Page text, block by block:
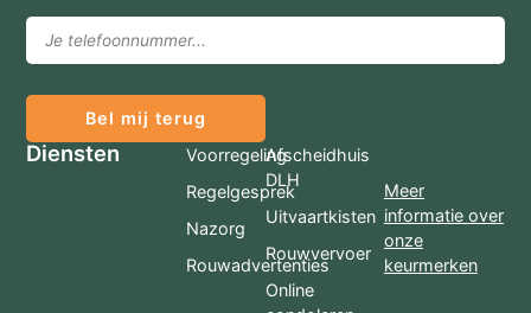
Bel mij terug
Diensten
Voorregeling
Regelgesprek
Nazorg
Rouwadvertenties
Afscheidhuis
DLH
Uitvaartkisten
Rouwvervoer
Online
Meer
informatie over
onze
keurmerken